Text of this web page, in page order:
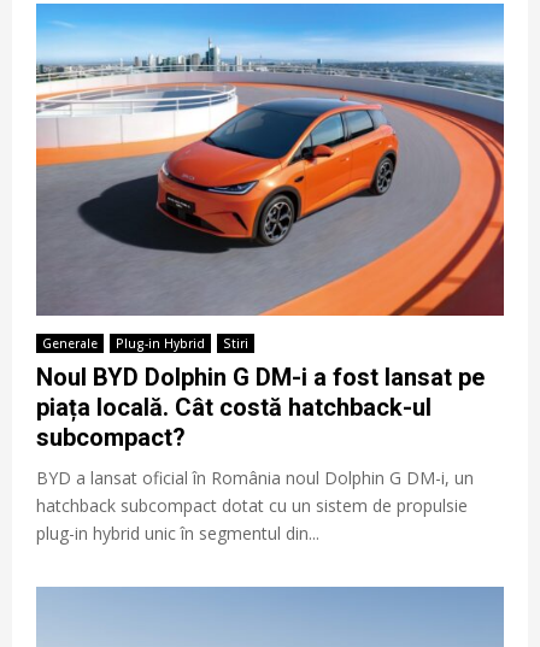
Generale Plug-in Hybrid Stiri
Noul BYD Dolphin G DM-i a fost lansat pe
piața locală. Cât costă hatchback-ul
subcompact?
BYD a lansat oficial în România noul Dolphin G DM-i, un
hatchback subcompact dotat cu un sistem de propulsie
plug-in hybrid unic în segmentul din...